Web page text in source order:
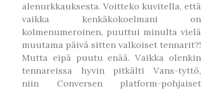
alenurkkauksesta. Voitteko kuvitella, että
vaikka kenkäkokoelmani on
kolmenumeroinen, puuttui minulta vielä
muutama päivä sitten valkoiset tennarit?!
Mutta eipä puutu enää. Vaikka olenkin
tennareissa hyvin pitkälti Vans-tyttö,
niin Conversen platform-pohjaiset